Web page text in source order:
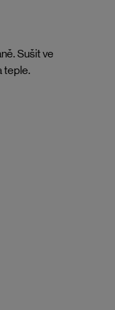
Sušit ve
teple.